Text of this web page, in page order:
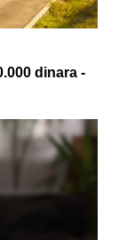
dinara -